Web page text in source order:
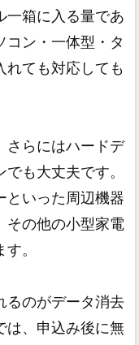
一箱に入る量であ
コン・一体型・タ
れても対応しても
さらにはハードデ
も大丈夫です。
といった周辺機器
その他の小型家電
。
るのがデータ消去
は、申込み後に無